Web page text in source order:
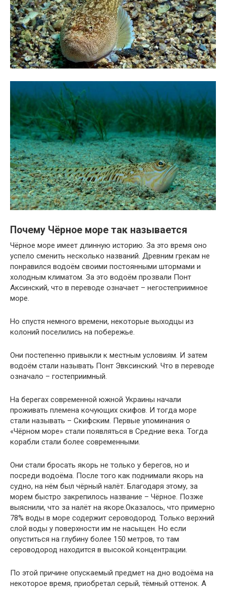
Почему Чёрное море так называется
Чёрное море имеет длинную историю. За это время оно
успело сменить несколько названий. Древним грекам не
понравился водоём своими постоянными штормами и
холодным климатом. За это водоём прозвали Понт
Аксинский, что в переводе означает – негостеприимное
море.
Но спустя немного времени, некоторые выходцы из
колоний поселились на побережье.
Они постепенно привыкли к местным условиям. И затем
водоём стали называть Понт Эвксинский. Что в переводе
означало – гостеприимный.
На берегах современной южной Украины начали
проживать племена кочующих скифов. И тогда море
стали называть – Скифским. Первые упоминания о
«Чёрном море» стали появляться в Средние века. Тогда
корабли стали более современными.
Они стали бросать якорь не только у берегов, но и
посреди водоёма. После того как поднимали якорь на
судно, на нём был чёрный налёт. Благодаря этому, за
морем быстро закрепилось название – Чёрное. Позже
выяснили, что за налёт на якоре.Оказалось, что примерно
78% воды в море содержит сероводород. Только верхний
слой воды у поверхности им не насыщен. Но если
опуститься на глубину более 150 метров, то там
сероводород находится в высокой концентрации.
По этой причине опускаемый предмет на дно водоёма на
некоторое время, приобретал серый, тёмный оттенок. А